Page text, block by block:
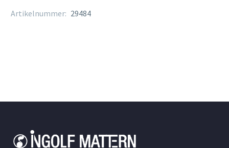
Artikelnummer: 29484